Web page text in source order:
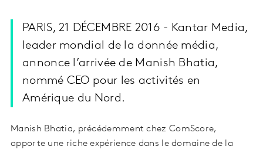
PARIS, 21 DÉCEMBRE 2016 - Kantar Media,
leader mondial de la donnée média,
annonce l’arrivée de Manish Bhatia,
nommé CEO pour les activités en
Amérique du Nord.
Manish Bhatia, précédemment chez ComScore,
apporte une riche expérience dans le domaine de la